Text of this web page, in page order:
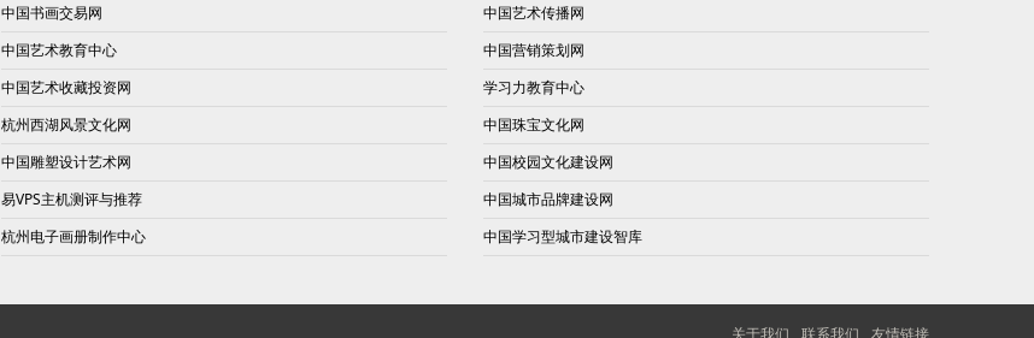
中国书画交易网
中国艺术教育中心
中国艺术收藏投资网
杭州西湖风景文化网
中国雕塑设计艺术网
易VPS主机测评与推荐
杭州电子画册制作中心
中国艺术传播网
中国营销策划网
学习力教育中心
中国珠宝文化网
中国校园文化建设网
中国城市品牌建设网
中国学习型城市建设智库
关于我们 联系我们 友情链接